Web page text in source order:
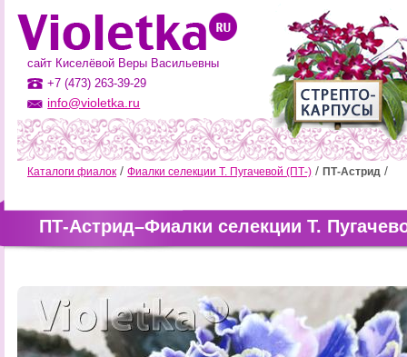
сайт Киселёвой Веры Васильевны
+7 (473) 263-39-29
info@violetka.ru
Каталоги фиалок Фиалки селекции Т. Пугачевой (ПТ-) ПТ-Астрид
ПТ-Астрид–Фиалки селекции Т.